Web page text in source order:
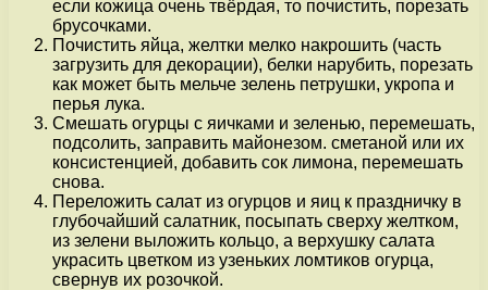
если кожица очень твёрдая, то почистить, порезать
брусочками.
Почистить яйца, желтки мелко накрошить (часть
загрузить для декорации), белки нарубить, порезать
как может быть мельче зелень петрушки, укропа и
перья лука.
Смешать огурцы с яичками и зеленью, перемешать,
подсолить, заправить майонезом. сметаной или их
консистенцией, добавить сок лимона, перемешать
снова.
Переложить салат из огурцов и яиц к праздничку в
глубочайший салатник, посыпать сверху желтком,
из зелени выложить кольцо, а верхушку салата
украсить цветком из узеньких ломтиков огурца,
свернув их розочкой.